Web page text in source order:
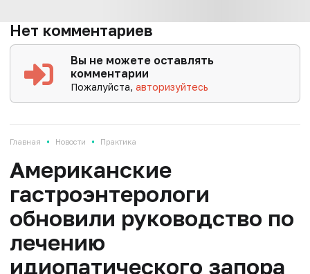
Нет комментариев
Вы не можете оставлять
комментарии
Пожалуйста,авторизуйтесь
Главная • Новости • Практика
Американские
гастроэнтерологи
обновили руководство по
лечению
идиопатического запора